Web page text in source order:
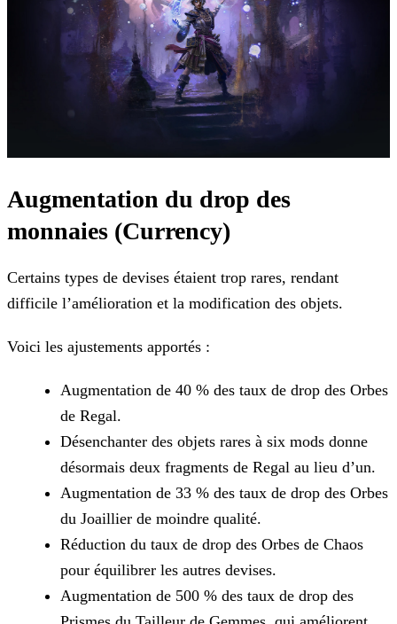
Augmentation du drop des
monnaies (Currency)
Certains types de devises étaient trop rares, rendant
difficile l’amélioration et la modification des objets.
Voici les ajustements apportés :
Augmentation de 40 % des taux de drop des Orbes
de Regal.
Désenchanter des objets rares à six mods donne
désormais deux fragments de Regal au lieu d’un.
Augmentation de 33 % des taux de drop des Orbes
du Joaillier de moindre qualité.
Réduction du taux de drop des Orbes de Chaos
pour équilibrer les autres devises.
Augmentation de 500 % des taux de drop des